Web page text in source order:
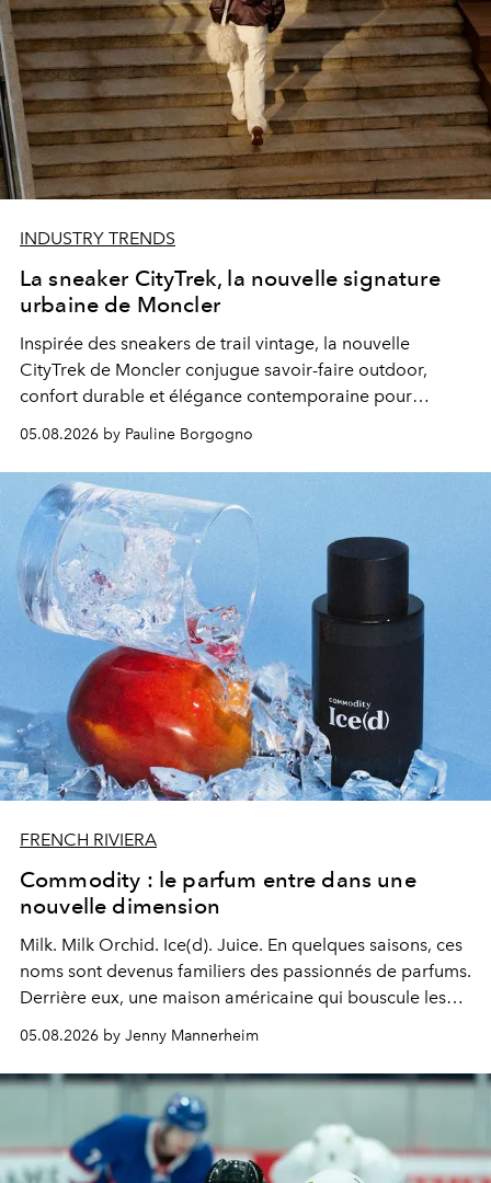
INDUSTRY TRENDS
La sneaker CityTrek, la nouvelle signature
urbaine de Moncler
Inspirée des sneakers de trail vintage, la nouvelle
CityTrek de Moncler conjugue savoir-faire outdoor,
confort durable et élégance contemporaine pour
05.08.2026 by Pauline Borgogno
FRENCH RIVIERA
Commodity : le parfum entre dans une
nouvelle dimension
Milk. Milk Orchid. Ice(d). Juice. En quelques saisons, ces
noms sont devenus familiers des passionnés de parfums.
Derrière eux, une maison américaine qui bouscule les
une approche aussi intuitive que personnelle :
Commodity.
05.08.2026 by Jenny Mannerheim